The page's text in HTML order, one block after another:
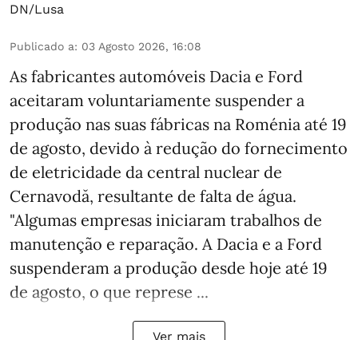
DN/Lusa
Publicado a: 03 Agosto 2026, 16:08
As fabricantes automóveis Dacia e Ford
aceitaram voluntariamente suspender a
produção nas suas fábricas na Roménia até 19
de agosto, devido à redução do fornecimento
de eletricidade da central nuclear de
Cernavodă, resultante de falta de água.
"Algumas empresas iniciaram trabalhos de
manutenção e reparação. A Dacia e a Ford
suspenderam a produção desde hoje até 19
de agosto, o que represe ...
Ver mais